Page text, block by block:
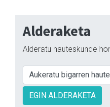
Alderaketa
Alderatu hauteskunde
EGIN ALDERAKETA